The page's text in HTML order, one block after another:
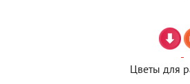
Цветы для